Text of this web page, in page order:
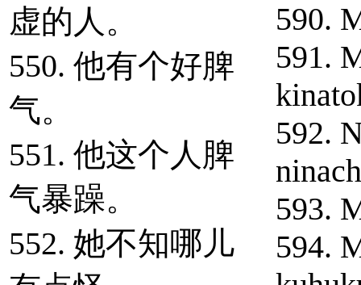
虚的人。
550. 他有个好脾
气。
551. 他这个人脾
气暴躁。
552. 她不知哪儿
590.
591.
592.
593.
594.